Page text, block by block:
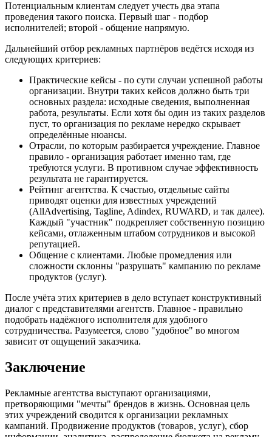
Потенциальным клиентам следует учесть два этапа
проведения такого поиска. Первый шаг - подбор
исполнителей; второй - общение напрямую.
Дальнейший отбор рекламных партнёров ведётся исходя из
следующих критериев:
Практические кейсы - по сути случаи успешной работы
организации. Внутри таких кейсов должно быть три
основных раздела: исходные сведения, выполненная
работа, результаты. Если хотя бы один из таких разделов
пуст, то организация по рекламе нередко скрывает
определённые нюансы.
Отрасли, по которым разбирается учреждение. Главное
правило - организация работает именно там, где
требуются услуги. В противном случае эффективность
результата не гарантируется.
Рейтинг агентства. К счастью, отдельные сайты
приводят оценки для известных учреждений
(AllAdvertising, Tagline, Adindex, RUWARD, и так далее).
Каждый "участник" подкрепляет собственную позицию
кейсами, отлаженным штабом сотрудников и высокой
репутацией.
Общение с клиентами. Любые промедления или
сложности склонны "разрушать" кампанию по рекламе
продуктов (услуг).
После учёта этих критериев в дело вступает конструктивный
диалог с представителями агентств. Главное - правильно
подобрать надёжного исполнителя для удобного
сотрудничества. Разумеется, слово "удобное" во многом
зависит от ощущений заказчика.
Заключение
Рекламные агентства выступают организациями,
претворяющими "мечты" брендов в жизнь. Основная цель
этих учреждений сводится к организации рекламных
кампаний. Продвижение продуктов (товаров, услуг), сбор